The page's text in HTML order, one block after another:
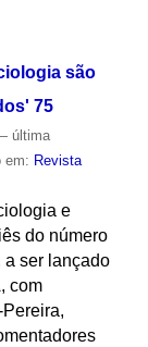
são
75
última
em: Revista
e
do número
a ser lançado
com